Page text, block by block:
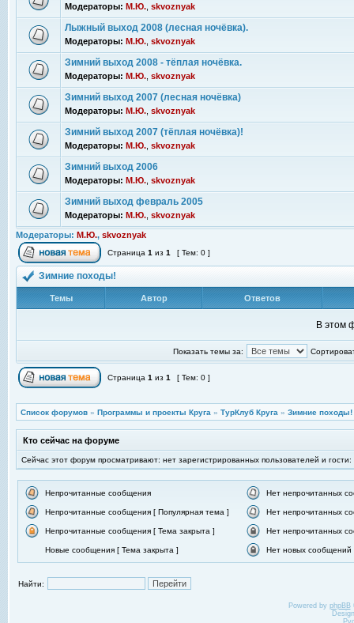
Модераторы: М.Ю. skvoznyak
Лыжный выход 2008 (лесная ночёвка).
Модераторы: М.Ю. skvoznyak
Зимний выход 2008 - тёплая ночёвка.
Модераторы: М.Ю. skvoznyak
Зимний выход 2007 (лесная ночёвка)
Модераторы: М.Ю. skvoznyak
Зимний выход 2007 (тёплая ночёвка)!
Модераторы: М.Ю. skvoznyak
Зимний выход 2006
Модераторы: М.Ю. skvoznyak
Зимний выход февраль 2005
Модераторы: М.Ю. skvoznyak
Модераторы: М.Ю., skvoznyak
Страница 1 из 1 [ Тем: 0 ]
Зимние походы!
Темы Автор Ответов
В этом
Показать темы за:
Страница 1 из 1 [ Тем: 0 ]
Список форумов » Программы и проекты Круга » ТурКлуб Круга » Зимние походы!
Кто сейчас на форуме
Сейчас этот форум просматривают: нет зарегистрированных пользователей и гости:
Непрочитанные сообщения Нет непрочитанных
Непрочитанные сообщения [ Популярная тема ] Нет непрочитанных
Непрочитанные сообщения [ Тема закрыта ] Нет непрочитанных
Новые сообщения [ Тема закрыта ] Нет новых сообщений
Найти:
Powered by phpBB